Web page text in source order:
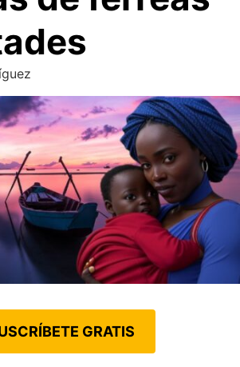
GRATIS